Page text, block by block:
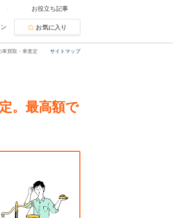
お役立ち記事
お気に入り
サイトマップ
車買取・車査定
。最高額で